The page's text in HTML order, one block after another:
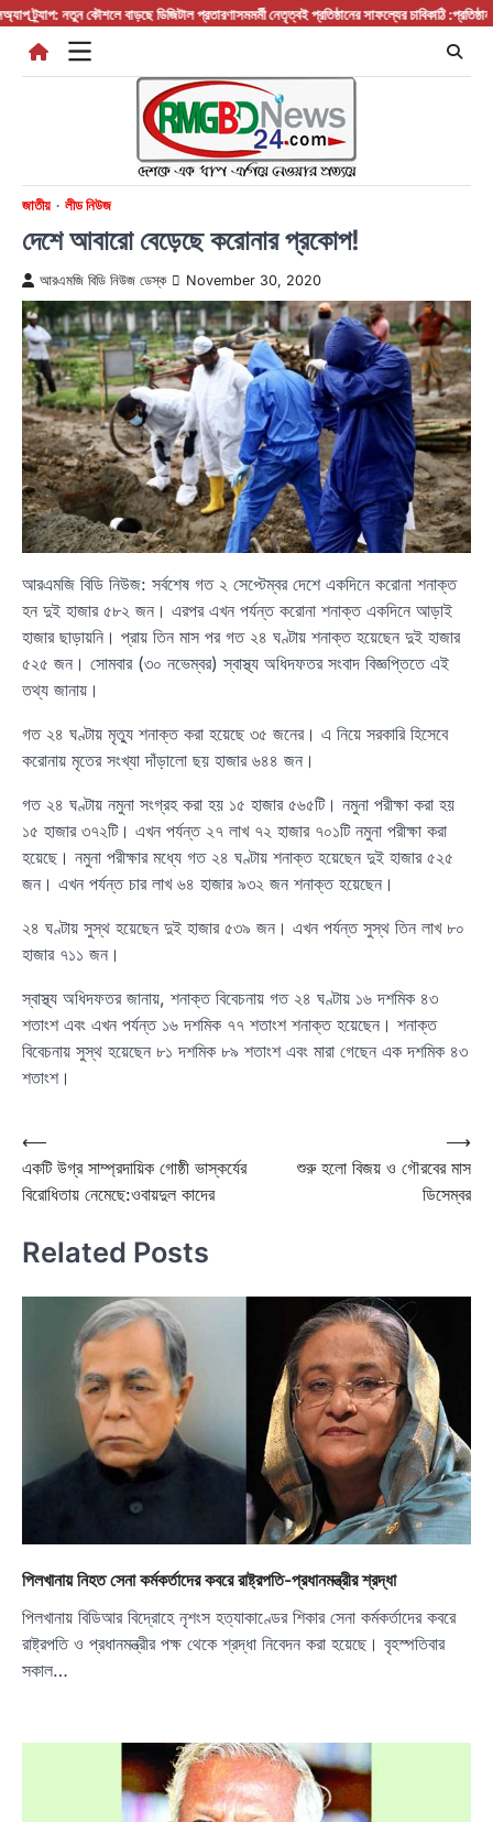
Skip
content
নতুন কৌশলে বাড়ছে ডিজিটাল প্রতারণাসমমর্মী নেতৃত্বই প্রতিষ্ঠানের সাফল্যের চাবিকাঠি :প্রতিষ্ঠান
জাতীয় লীড নিউজ
দেশে আবারো বেড়েছে করোনার প্রকোপ!
আরএমজি বিডি নিউজ ডেস্ক November 30, 2020
আরএমজি বিডি নিউজ: সর্বশেষ গত ২ সেপ্টেম্বর দেশে একদিনে করোনা শনাক্ত
হন দুই হাজার ৫৮২ জন। এরপর এখন পর্যন্ত করোনা শনাক্ত একদিনে আড়াই
হাজার ছাড়ায়নি। প্রায় তিন মাস পর গত ২৪ ঘণ্টায় শনাক্ত হয়েছেন দুই হাজার
৫২৫ জন। সোমবার (৩০ নভেম্বর) স্বাস্থ্য অধিদফতর সংবাদ বিজ্ঞপ্তিতে এই
তথ্য জানায়।
গত ২৪ ঘণ্টায় মৃত্যু শনাক্ত করা হয়েছে ৩৫ জনের। এ নিয়ে সরকারি হিসেবে
করোনায় মৃতের সংখ্যা দাঁড়ালো ছয় হাজার ৬৪৪ জন।
গত ২৪ ঘণ্টায় নমুনা সংগ্রহ করা হয় ১৫ হাজার ৫৬৫টি। নমুনা পরীক্ষা করা হয়
১৫ হাজার ৩৭২টি। এখন পর্যন্ত ২৭ লাখ ৭২ হাজার ৭০১টি নমুনা পরীক্ষা করা
হয়েছে। নমুনা পরীক্ষার মধ্যে গত ২৪ ঘণ্টায় শনাক্ত হয়েছেন দুই হাজার ৫২৫
জন। এখন পর্যন্ত চার লাখ ৬৪ হাজার ৯৩২ জন শনাক্ত হয়েছেন।
২৪ ঘণ্টায় সুস্থ হয়েছেন দুই হাজার ৫৩৯ জন। এখন পর্যন্ত সুস্থ তিন লাখ ৮০
হাজার ৭১১ জন।
স্বাস্থ্য অধিদফতর জানায়, শনাক্ত বিবেচনায় গত ২৪ ঘণ্টায় ১৬ দশমিক ৪৩
শতাংশ এবং এখন পর্যন্ত ১৬ দশমিক ৭৭ শতাংশ শনাক্ত হয়েছেন। শনাক্ত
বিবেচনায় সুস্থ হয়েছেন ৮১ দশমিক ৮৯ শতাংশ এবং মারা গেছেন এক দশমিক ৪৩
শতাংশ।
Post
navigation
⟵
একটি উগ্র সাম্প্রদায়িক গোষ্ঠী ভাস্কর্যের
বিরোধিতায় নেমেছে:ওবায়দুল কাদের
শুরু হলো বিজয় ও গৌরবের মাস
ডিসেম্বর
⟶
Related Posts
পিলখানায় নিহত সেনা কর্মকর্তাদের কবরে রাষ্ট্রপতি-প্রধানমন্ত্রীর শ্রদ্ধা
পিলখানায় বিডিআর বিদ্রোহে নৃশংস হত্যাকাণ্ডের শিকার সেনা কর্মকর্তাদের কবরে
রাষ্ট্রপতি ও প্রধানমন্ত্রীর পক্ষ থেকে শ্রদ্ধা নিবেদন করা হয়েছে। বৃহস্পতিবার
সকাল…